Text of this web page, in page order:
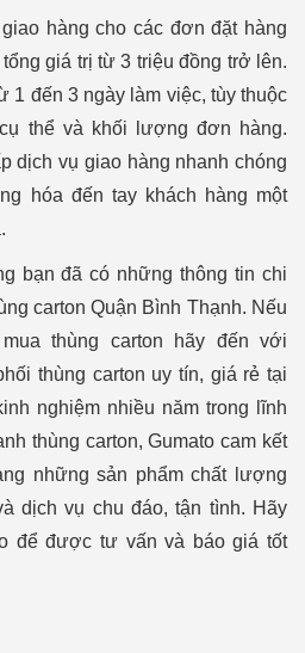
hàng cho các đơn đặt hàng
giá trị từ 3 triệu đồng trở lên.
1 đến 3 ngày làm việc, tùy thuộc
thể và khối lượng đơn hàng.
dịch vụ giao hàng nhanh chóng
hóa đến tay khách hàng một
bạn đã có những thông tin chi
carton Quận Bình Thạnh. Nếu
thùng carton hãy đến với
thùng carton uy tín, giá rẻ tại
nghiệm nhiều năm trong lĩnh
thùng carton, Gumato cam kết
những sản phẩm chất lượng
dịch vụ chu đáo, tận tình. Hãy
để được tư vấn và báo giá tốt